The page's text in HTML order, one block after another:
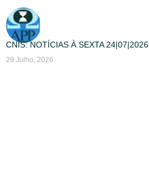
CNIS: NOTÍCIAS À SEXTA 24|07|2026
29 Julho, 2026